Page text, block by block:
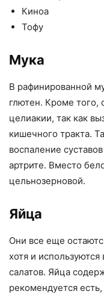
Киноа
Тофу
Мука
В рафинированной
глютен. Кроме того,
целиакии, так как
кишечного тракта.
воспаление
артрите. Вместо
цельнозерновой.
Яйца
Они все еще
хотя и
салатов. Яйца
рекомендуется